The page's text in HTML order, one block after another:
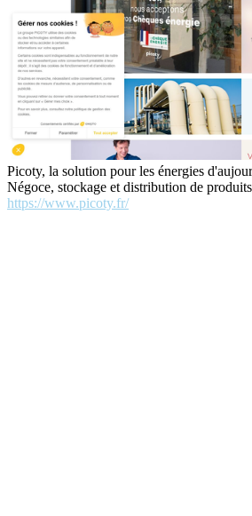
Picoty, la solution pour les énergies
Négoce, stockage et distribution de
https://www.picoty.fr/